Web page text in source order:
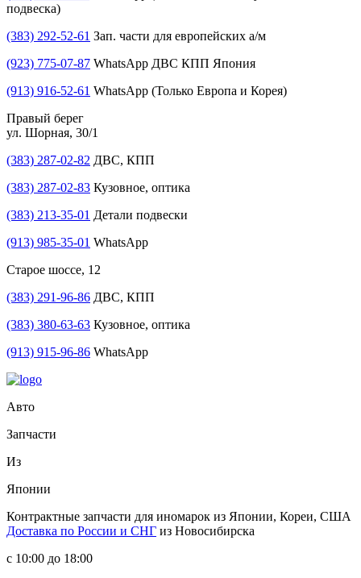
подвеска)
(383) 292-52-61 Зап. части для европейских а/м
(923) 775-07-87 WhatsApp ДВС КПП Япония
(913) 916-52-61 WhatsApp (Только Европа и Корея)
Правый берег
ул. Шорная, 30/1
(383) 287-02-82 ДВС, КПП
(383) 287-02-83 Кузовное, оптика
(383) 213-35-01 Детали подвески
(913) 985-35-01 WhatsApp
Старое шоссе, 12
(383) 291-96-86 ДВС, КПП
(383) 380-63-63 Кузовное, оптика
(913) 915-96-86 WhatsApp
Авто
Запчасти
Из
Японии
Контрактные запчасти для иномарок из Японии, Кореи, США
Доставка по России и СНГ из Новосибирска
с 10:00 до 18:00